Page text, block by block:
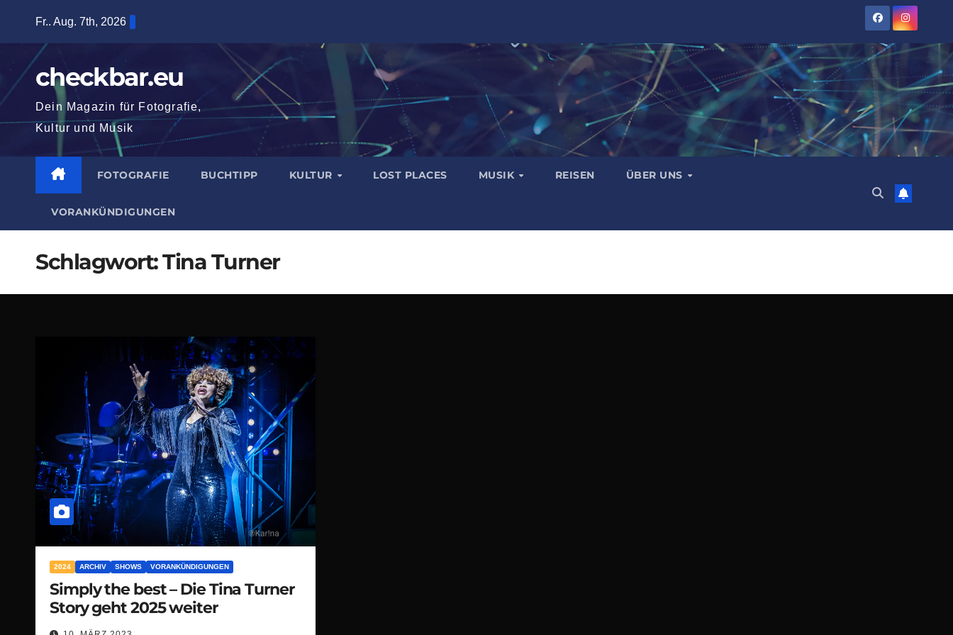
springen
Fr.. Aug. 7th, 2026
checkbar.eu
Dein Magazin für Fotografie,
Kultur und Musik
FOTOGRAFIE BUCHTIPP KULTUR LOST PLACES MUSIK REISEN ÜBER UNS
VORANKÜNDIGUNGEN
Schlagwort:Tina Turner
2024 ARCHIV SHOWS VORANKÜNDIGUNGEN
Simply the best – Die Tina Turner
Story geht 2025 weiter